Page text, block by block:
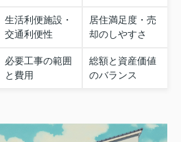
生活利便施設・
交通利便性
居住満足度・売
却のしやすさ
必要工事の範囲
と費用
総額と資産価値
のバランス